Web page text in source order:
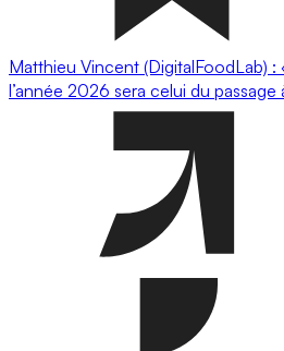
Matthieu Vincent (DigitalFoodLab)
l’année 2026 sera celui du passage